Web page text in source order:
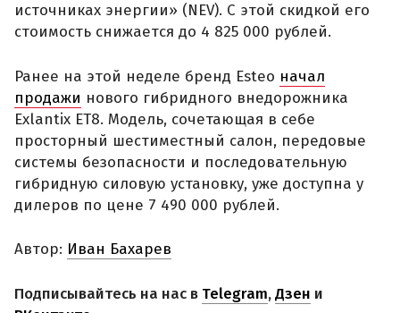
источниках энергии» (NEV). С этой скидкой его
стоимость снижается до 4 825 000 рублей.
Ранее на этой неделе бренд Esteo начал
продажи нового гибридного внедорожника
Exlantix ET8. Модель, сочетающая в себе
просторный шестиместный салон, передовые
системы безопасности и последовательную
гибридную силовую установку, уже доступна у
дилеров по цене 7 490 000 рублей.
Автор: Иван Бахарев
Подписывайтесь на нас в Telegram,Дзен и